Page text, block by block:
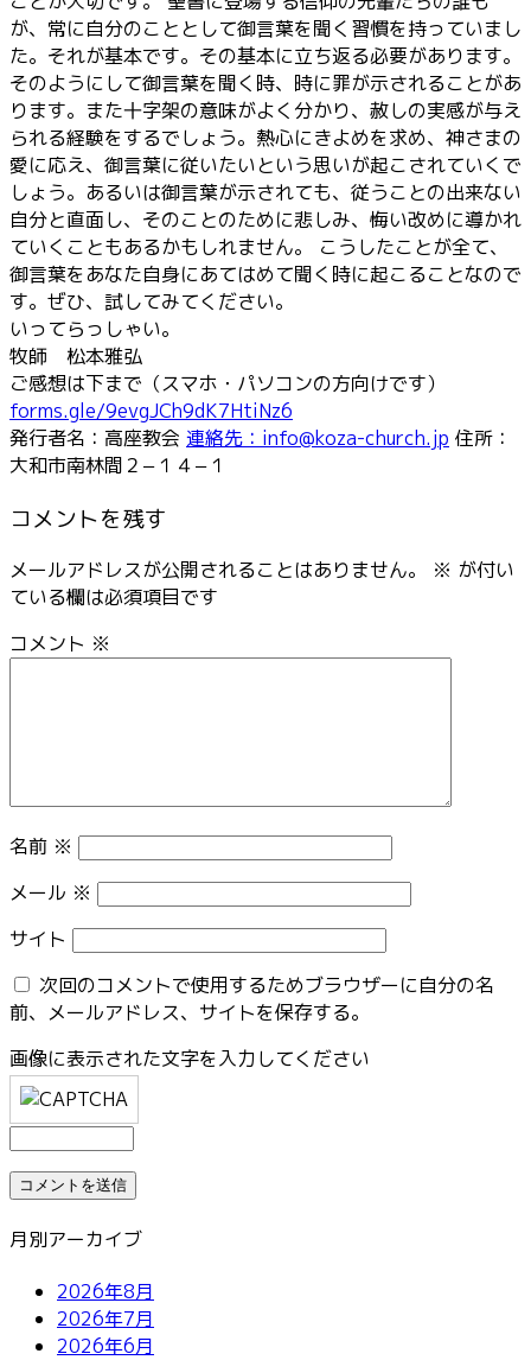
が、常に自分のこととして御言葉を聞く習慣を持っていまし
た。それが基本です。その基本に立ち返る必要があります。
そのようにして御言葉を聞く時、時に罪が示されることがあ
ります。また十字架の意味がよく分かり、赦しの実感が与え
られる経験をするでしょう。熱心にきよめを求め、神さまの
愛に応え、御言葉に従いたいという思いが起こされていくで
しょう。あるいは御言葉が示されても、従うことの出来ない
自分と直面し、そのことのために悲しみ、悔い改めに導かれ
ていくこともあるかもしれません。 こうしたことが全て、
御言葉をあなた自身にあてはめて聞く時に起こることなので
す。ぜひ、試してみてください。
いってらっしゃい。
牧師 松本雅弘
ご感想は下まで（スマホ・パソコンの方向けです）
forms.gle/9evgJCh9dK7HtiNz6
発行者名：高座教会 連絡先：info@koza-church.jp 住所：
大和市南林間２−１４−１
コメントを残す
メールアドレスが公開されることはありません。 ※ が付い
ている欄は必須項目です
コメント ※
名前 ※
メール ※
サイト
次回のコメントで使用するためブラウザーに自分の名
前、メールアドレス、サイトを保存する。
画像に表示された文字を入力してください
月別アーカイブ
2026年8月
2026年7月
2026年6月